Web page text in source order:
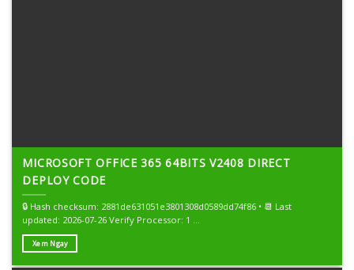
MICROSOFT OFFICE 365 64BITS V2408 DIRECT
DEPLOY CODE
🔒 Hash checksum: 2881de631051e3801308d0589dd74f86 • 📆 Last
updated: 2026-07-26 Verify Processor: 1 ...
Xem Ngay